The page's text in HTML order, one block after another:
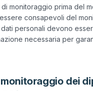
monitoraggio prima del
consapevoli del
personali devono
necessaria per
monitoraggio dei